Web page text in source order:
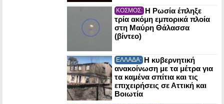
ΚΟΣΜΟΣ: Η Ρωσία έπληξε
τρία ακόμη εμπορικά πλοία
στη Μαύρη Θάλασσα
(βίντεο)
ΕΛΛΑΔΑ: Η κυβερνητική
ανακοίνωση με τα μέτρα για
τα καμένα σπίτια και τις
επιχειρήσεις σε Αττική και
Βοιωτία